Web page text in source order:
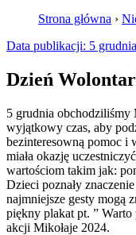
Strona główna ›
Data publikacji: 5
Dzień
5 grudnia
wyjątkowy czas, aby
bezinteresowną pomoc i
miała okazję
wartościom takim jak:
Dzieci poznały
najmniejsze gesty mogą
piękny plakat pt. ” Warto
akcji Mikołaje 2024.